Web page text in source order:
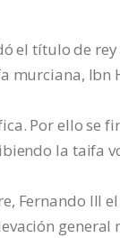
el título de
murciana, Ibn
Por ello se
la taifa
Fernando III el
general